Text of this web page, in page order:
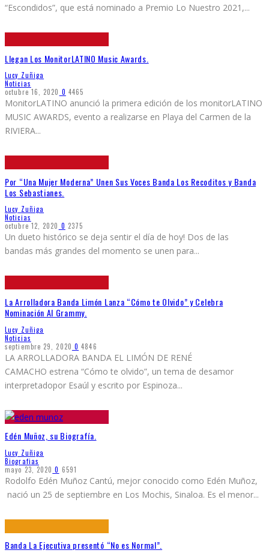
“Escondidos”, que está nominado a Premio Lo Nuestro 2021,...
Llegan Los MonitorLATINO Music Awards.
Lucy Zuñiga
Noticias
octubre 16, 2020 0 4465
MonitorLATINO anunció la primera edición de los monitorLATINO
MUSIC AWARDS, evento a realizarse en Playa del Carmen de la
RIVIERA...
Por “Una Mujer Moderna” Unen Sus Voces Banda Los Recoditos y Banda
Los Sebastianes.
Lucy Zuñiga
Noticias
octubre 12, 2020 0 2375
Un dueto histórico se deja sentir el día de hoy! Dos de las
bandas más grandes del momento se unen para...
La Arrolladora Banda Limón Lanza “Cómo te Olvido” y Celebra
Nominación Al Grammy.
Lucy Zuñiga
Noticias
septiembre 29, 2020 0 4846
LA ARROLLADORA BANDA EL LIMÓN DE RENÉ
CAMACHO estrena “Cómo te olvido”, un tema de desamor
interpretadopor Esaúl y escrito por Espinoza...
Edén Muñoz, su Biografía.
Lucy Zuñiga
Biografias
mayo 23, 2020 0 6591
Rodolfo Edén Muñoz Cantú, mejor conocido como Edén Muñoz,
nació un 25 de septiembre en Los Mochis, Sinaloa. Es el menor...
Banda La Ejecutiva presentó “No es Normal”.